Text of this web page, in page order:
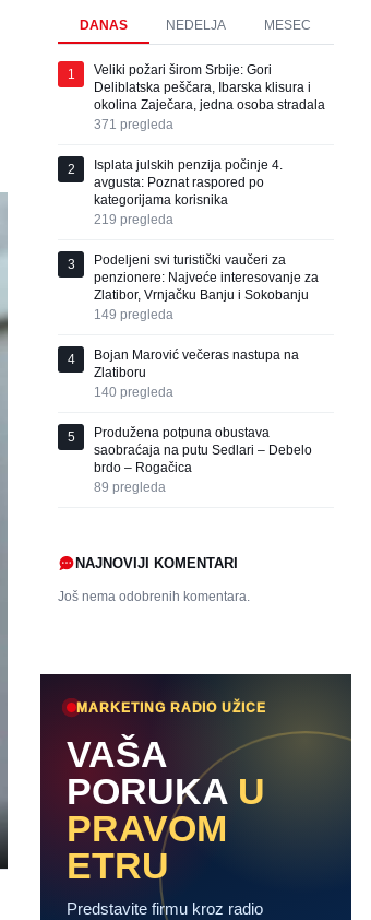
DANAS NEDELJA MESEC
1
Veliki požari širom Srbije: Gori
Deliblatska peščara, Ibarska klisura i
okolina Zaječara, jedna osoba stradala
371 pregleda
2
Isplata julskih penzija počinje 4.
avgusta: Poznat raspored po
kategorijama korisnika
219 pregleda
3
Podeljeni svi turistički vaučeri za
penzionere: Najveće interesovanje za
Zlatibor, Vrnjačku Banju i Sokobanju
149 pregleda
4
Bojan Marović večeras nastupa na
Zlatiboru
140 pregleda
5
Produžena potpuna obustava
saobraćaja na putu Sedlari – Debelo
brdo – Rogačica
89 pregleda
NAJNOVIJI KOMENTARI
Još nema odobrenih komentara.
MARKETING RADIO UŽICE
VAŠA
PORUKA U
PRAVOM
ETRU
Predstavite firmu kroz radio